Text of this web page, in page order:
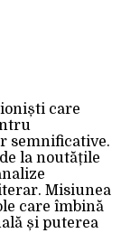
care
semnificative.
la noutățile
Misiunea
care îmbină
și puterea